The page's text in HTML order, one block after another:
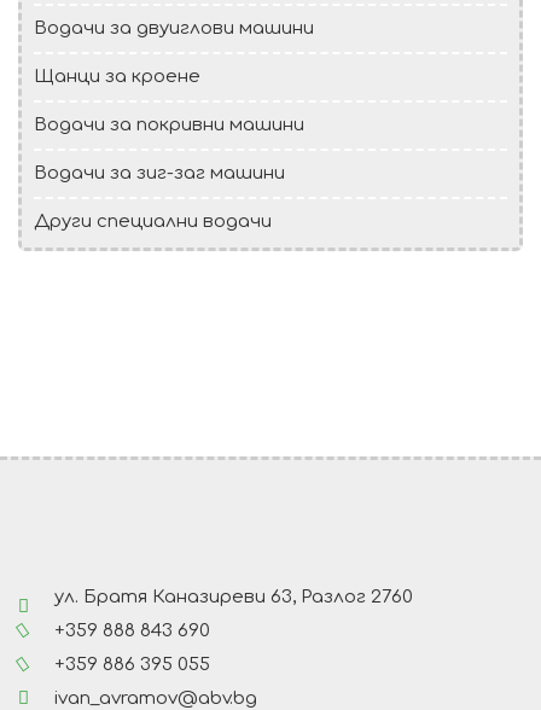
Водачи за двуиглови машини
Щанци за кроене
Водачи за покривни машини
Водачи за зиг-заг машини
Други специални водачи
ул. Братя Каназиреви 63, Разлог 2760
+359 888 843 690
+359 886 395 055
ivan_avramov@abv.bg